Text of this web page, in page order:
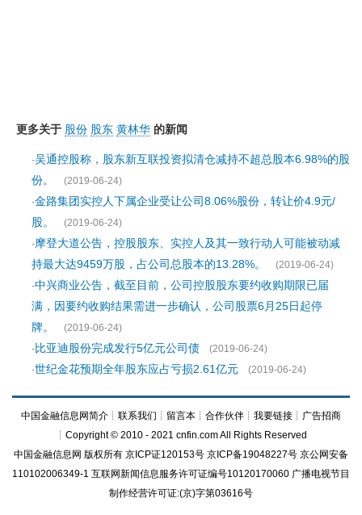
更多关于 股份 股东 黄林华 的新闻
·吴通控股称，股东新互联投资拟清仓减持不超总股本6.98%的股
份。
(2019-06-24)
·金路集团实控人下属企业受让公司8.06%股份，转让价4.9元/
股。
(2019-06-24)
·摩登大道公告，控股股东、实控人及其一致行动人可能被动减
持最大达9459万股，占公司总股本的13.28%。
(2019-06-24)
·中兴商业公告，截至目前，公司控股股东要约收购期限已届
满，因要约收购结果需进一步确认，公司股票6月25日起停
牌。
(2019-06-24)
·比亚迪股份完成发行5亿元公司债
(2019-06-24)
·世纪金花预期全年股东应占亏损2.61亿元 (2019-06-24)
中国金融信息网简介 ┊ 联系我们 ┊ 留言本 ┊ 合作伙伴 ┊ 我要链接 ┊ 广告招商
┊Copyright © 2010 - 2021 cnfin.com All Rights Reserved
中国金融信息网 版权所有 京ICP证120153号 京ICP备19048227号 京公网安备
110102006349-1 互联网新闻信息服务许可证编号10120170060 广播电视节目
制作经营许可证:(京)字第03616号